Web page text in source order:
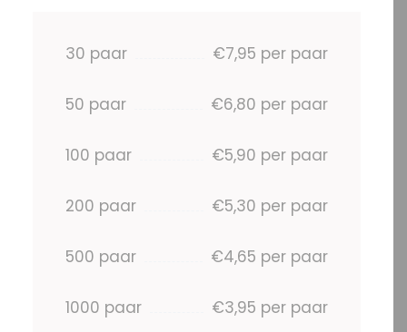
30 paar €7,95 per paar
50 paar €6,80 per paar
100 paar €5,90 per paar
200 paar €5,30 per paar
500 paar €4,65 per paar
1000 paar €3,95 per paar